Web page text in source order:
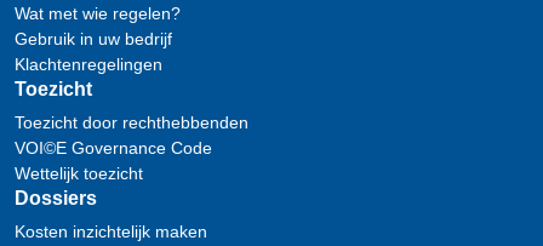
Wat met wie regelen?
Gebruik in uw bedrijf
Klachtenregelingen
Toezicht
Toezicht door rechthebbenden
VOI©E Governance Code
Wettelijk toezicht
Dossiers
Kosten inzichtelijk maken